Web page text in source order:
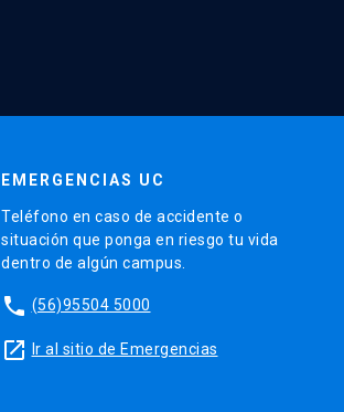
EMERGENCIAS UC
Teléfono en caso de accidente o
situación que ponga en riesgo tu vida
dentro de algún campus.
phone (56)95504 5000
launch Ir al sitio de Emergencias